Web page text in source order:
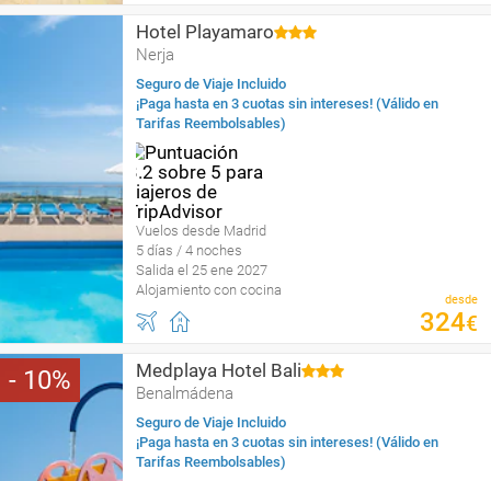
Hotel Playamaro
Nerja
Seguro de Viaje Incluido
¡Paga hasta en 3 cuotas sin intereses! (Válido en
Tarifas Reembolsables)
Vuelos desde Madrid
5 días / 4 noches
Salida el 25 ene 2027
Alojamiento con cocina
desde
324€
10 Medplaya Hotel Bali
Benalmádena
Seguro de Viaje Incluido
¡Paga hasta en 3 cuotas sin intereses! (Válido en
Tarifas Reembolsables)